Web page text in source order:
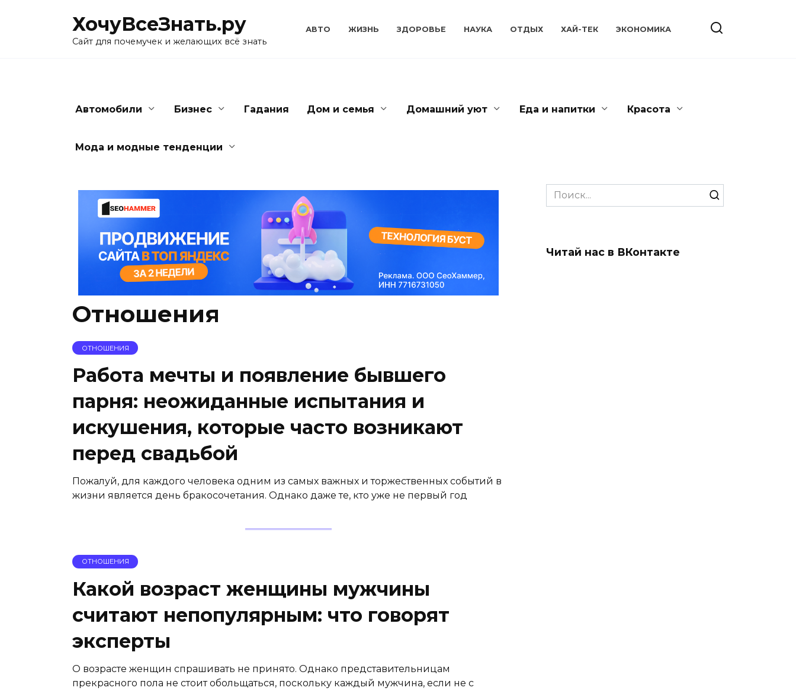
ХочуВсеЗнать.ру
Сайт для почемучек и желающих всё знать
АВТО ЖИЗНЬ ЗДОРОВЬЕ НАУКА ОТДЫХ ХАЙ-ТЕК ЭКОНОМИКА
Автомобили Бизнес Гадания Дом и семья Домашний уют Еда и напитки Красота
Мода и модные тенденции
Отношения
ОТНОШЕНИЯ
Работа мечты и появление бывшего
парня: неожиданные испытания и
искушения, которые часто возникают
перед свадьбой
Пожалуй, для каждого человека одним из самых важных и торжественных событий в
жизни является день бракосочетания. Однако даже те, кто уже не первый год
ОТНОШЕНИЯ
Какой возраст женщины мужчины
считают непопулярным: что говорят
эксперты
О возрасте женщин спрашивать не принято. Однако представительницам
прекрасного пола не стоит обольщаться, поскольку каждый мужчина, если не с
Search
for:
Читай нас в ВКонтакте